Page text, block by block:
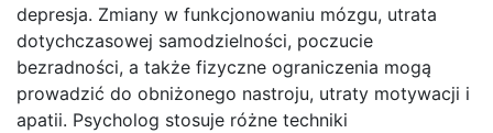
depresja. Zmiany w funkcjonowaniu mózgu, utrata
dotychczasowej samodzielności, poczucie
bezradności, a także fizyczne ograniczenia mogą
prowadzić do obniżonego nastroju, utraty motywacji i
apatii. Psycholog stosuje różne techniki